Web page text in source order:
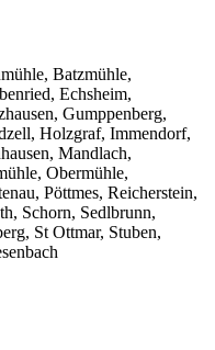
Batzmühle,
Echsheim,
Gumppenberg,
Holzgraf, Immendorf,
Mandlach,
Obermühle,
Pöttmes, Reicherstein,
Schorn, Sedlbrunn,
St Ottmar, Stuben,